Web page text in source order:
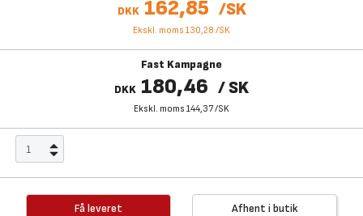
DKK 162,85 /SK
Ekskl. moms 130,28 /SK
Fast Kampagne
DKK 180,46 /SK
Ekskl. moms 144,37/SK
Få leveret Afhent i butik